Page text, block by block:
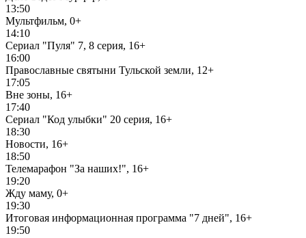
13:50
Мультфильм, 0+
14:10
Сериал "Пуля" 7, 8 серия, 16+
16:00
Православные святыни Тульской земли, 12+
17:05
Вне зоны, 16+
17:40
Сериал "Код улыбки" 20 серия, 16+
18:30
Новости, 16+
18:50
Телемарафон "За наших!", 16+
19:20
Жду маму, 0+
19:30
Итоговая информационная программа "7 дней", 16+
19:50